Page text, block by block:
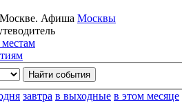
Москве. Афиша Москвы
завтра в выходные в этом месяце